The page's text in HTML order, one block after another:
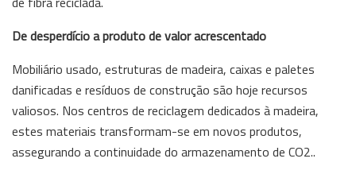
De desperdício a produto de valor acrescentado
Mobiliário usado, estruturas de madeira, caixas e paletes
danificadas e resíduos de construção são hoje recursos
valiosos. Nos centros de reciclagem dedicados à madeira,
estes materiais transformam-se em novos produtos,
assegurando a continuidade do armazenamento de CO2..